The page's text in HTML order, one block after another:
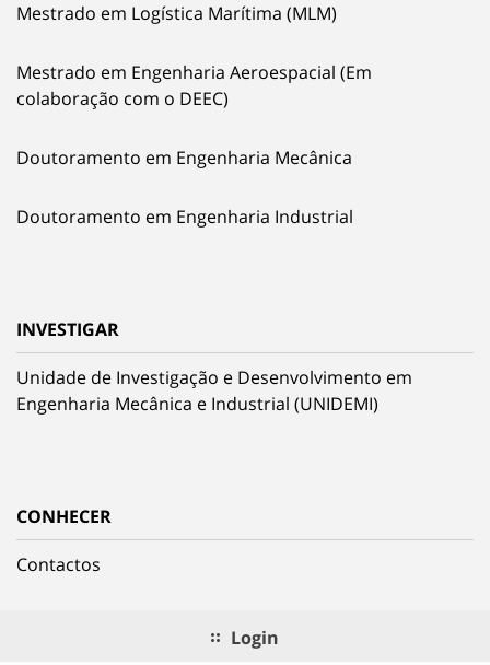
Mestrado em Logística Marítima (MLM)
Mestrado em Engenharia Aeroespacial (Em
colaboração com o DEEC)
Doutoramento em Engenharia Mecânica
Doutoramento em Engenharia Industrial
INVESTIGAR
Unidade de Investigação e Desenvolvimento em
Engenharia Mecânica e Industrial (UNIDEMI)
CONHECER
Contactos
Login